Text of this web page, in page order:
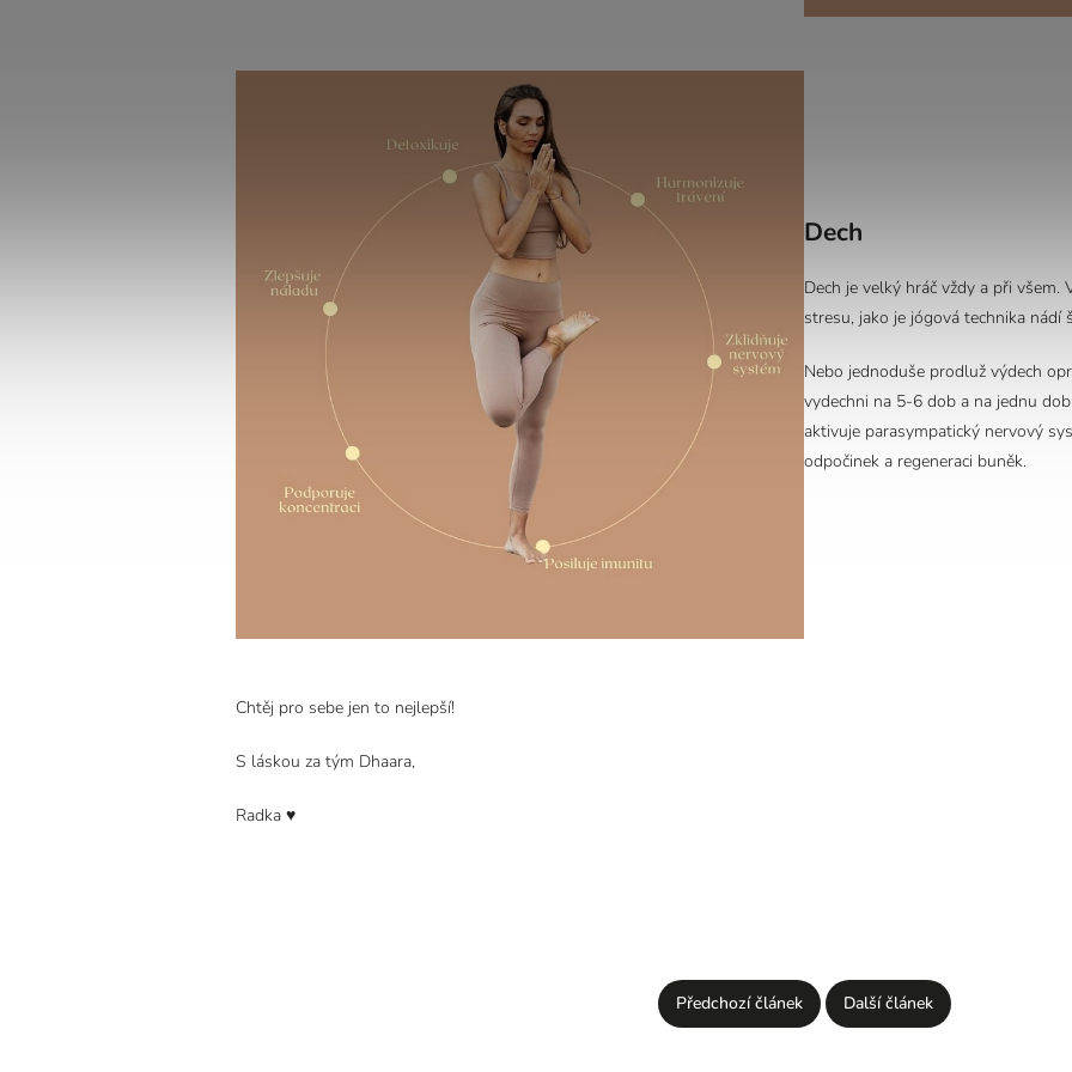
Dech
Dech je velký hráč vždy a při všem.
stresu, jako je jógová technika
Nebo jednoduše prodluž výdech
vydechni na 5-6 dob a na jednu
aktivuje parasympatický nervový
odpočinek a regeneraci buněk.
Chtěj pro sebe jen to nejlepší!
S láskou za tým Dhaara,
Radka ♥
Předchozí článek Další článek